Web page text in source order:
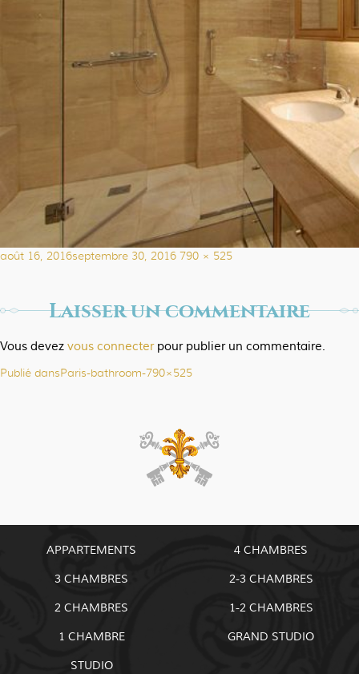
Publié
août 16, 2016septembre 30, 2016 Taille
790 × 525
Laisser un commentaire
Vous devez vous connecterpour publier un commentaire.
Publié dansParis-bathroom-790×525
APPARTEMENTS
4 CHAMBRES
3 CHAMBRES
2-3 CHAMBRES
2 CHAMBRES
1-2 CHAMBRES
1 CHAMBRE
GRAND STUDIO
STUDIO